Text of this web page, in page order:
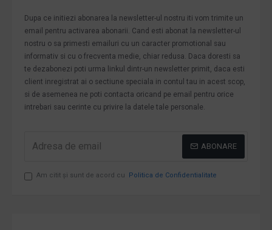
Dupa ce initiezi abonarea la newsletter-ul nostru iti vom trimite un
email pentru activarea abonarii. Cand esti abonat la newsletter-ul
nostru o sa primesti emailuri cu un caracter promotional sau
informativ si cu o frecventa medie, chiar redusa. Daca doresti sa
te dezabonezi poti urma linkul dintr-un newsletter primit, daca esti
client inregistrat ai o sectiune speciala in contul tau in acest scop,
si de asemenea ne poti contacta oricand pe email pentru orice
intrebari sau cerinte cu privire la datele tale personale.
ABONARE
Am citit şi sunt de acord cu Politica de Confidentialitate